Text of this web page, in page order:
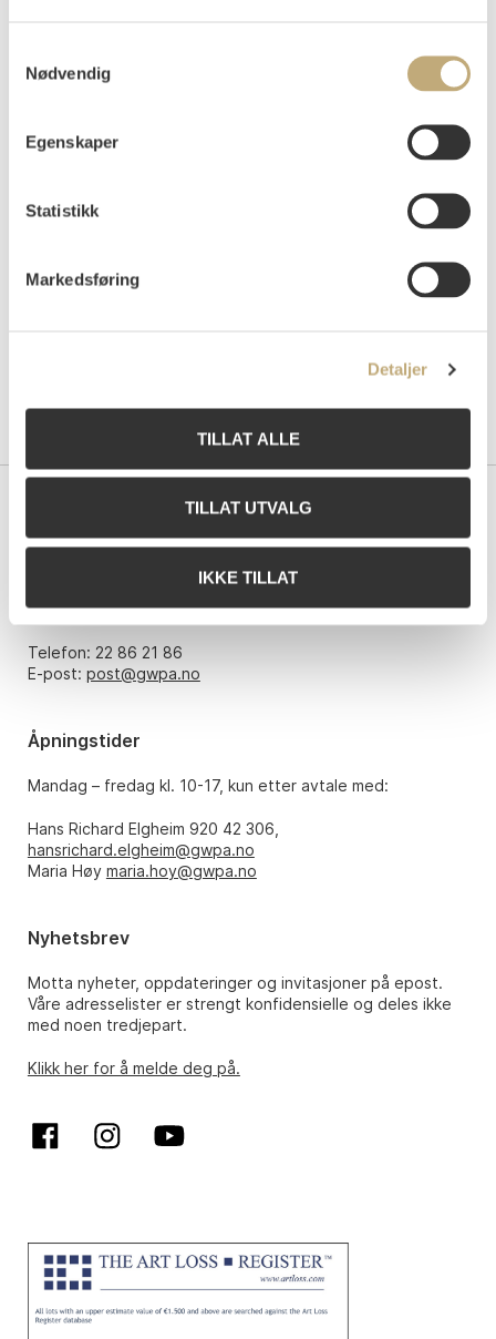
Nødvendig
Egenskaper
Statistikk
Markedsføring
Detaljer
TILLAT ALLE
TILLAT UTVALG
IKKE TILLAT
NOK 10 000–15 000
torsdag 10. desember 2020 kl 18:00
TilslagNOK
Grev Wedels Plass Auksjoner AS
0151 Oslo
Telefon: 22 86 21 86
E-post: post@gwpa.no
Åpningstider
Mandag – fredag kl. 10-17, kun etter avtale med:
Hans Richard Elgheim 920 42 306,
hansrichard.elgheim@gwpa.no
Maria Høy maria.hoy@gwpa.no
Nyhetsbrev
Motta nyheter, oppdateringer og invitasjoner på epost.
Våre adresselister er strengt konfidensielle og deles ikke
med noen tredjepart.
Klikk her for å melde deg på.